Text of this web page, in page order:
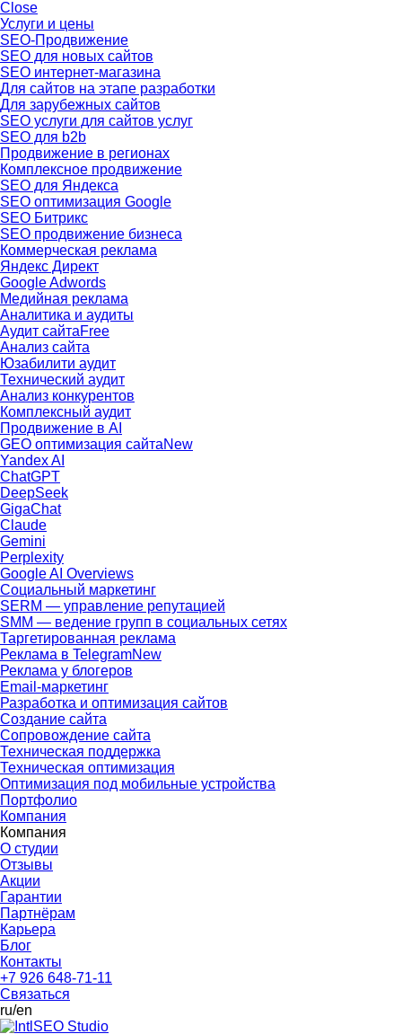
Close
Услуги и цены
SEO-Продвижение
SEO для новых сайтов
SEO интернет-магазина
Для сайтов на этапе разработки
Для зарубежных сайтов
SEO услуги для сайтов услуг
SEO для b2b
Продвижение в регионах
Комплексное продвижение
SEO для Яндекса
SEO оптимизация Google
SEO Битрикс
SEO продвижение бизнеса
Коммерческая реклама
Яндекс Директ
Google Adwords
Медийная реклама
Аналитика и аудиты
Аудит сайтаFree
Анализ сайта
Юзабилити аудит
Технический аудит
Анализ конкурентов
Комплексный аудит
Продвижение в AI
GEO оптимизация сайтаNew
Yandex AI
ChatGPT
DeepSeek
GigaChat
Claude
Gemini
Perplexity
Google AI Overviews
Социальный маркетинг
SERM — управление репутацией
SMM — ведение групп в социальных сетях
Таргетированная реклама
Реклама в TelegramNew
Реклама у блогеров
Email-маркетинг
Разработка и оптимизация сайтов
Создание сайта
Сопровождение сайта
Техническая поддержка
Техническая оптимизация
Оптимизация под мобильные устройства
Портфолио
Компания
Компания
О студии
Отзывы
Акции
Гарантии
Партнёрам
Карьера
Блог
Контакты
+7 926 648-71-11
Связаться
ru/en